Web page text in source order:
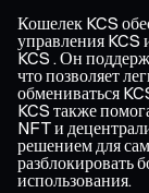
Кошелек KCS
управления KCS
KCS . Он
что позволяет
обмениваться
KCS также
NFT и
решением для
разблокировать
использования.